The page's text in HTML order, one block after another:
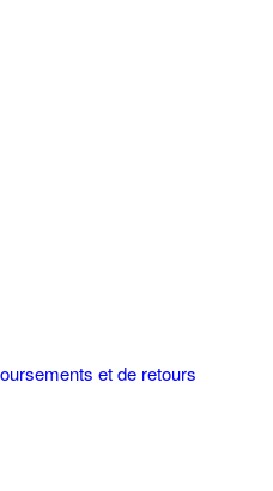
et de retours